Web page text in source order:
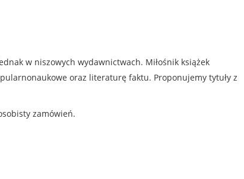
w niszowych wydawnictwach. Miłośnik książek
oraz literaturę faktu. Proponujemy tytuły z
zamówień.